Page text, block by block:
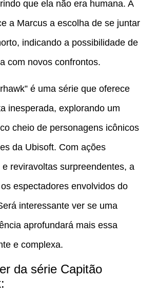
que ela não era humana. A
a Marcus a escolha de se juntar
indicando a possibilidade de
com novos confrontos.
é uma série que oferece
inesperada, explorando um
cheio de personagens icônicos
da Ubisoft. Com ações
reviravoltas surpreendentes, a
espectadores envolvidos do
interessante ver se uma
aprofundará mais essa
e complexa.
da série Capitão